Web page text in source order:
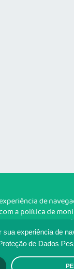
sua experiência de
de Dados
de
a política de